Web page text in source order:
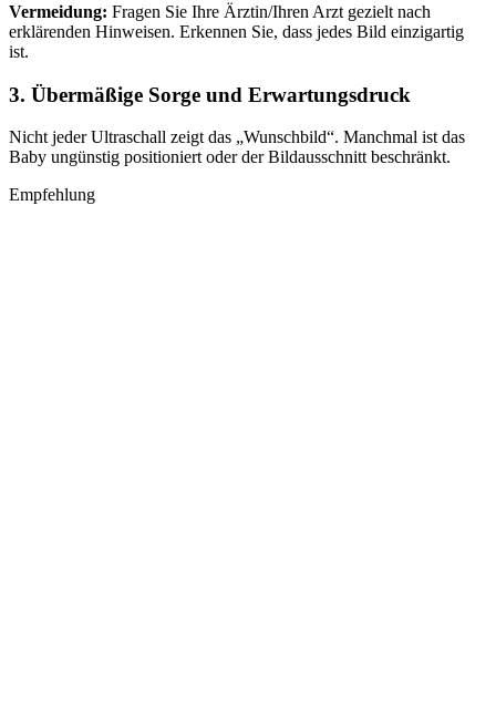
Vermeidung: Fragen Sie Ihre Ärztin/Ihren Arzt gezielt nach
erklärenden Hinweisen. Erkennen Sie, dass jedes Bild einzigartig
ist.
3. Übermäßige Sorge und Erwartungsdruck
Nicht jeder Ultraschall zeigt das „Wunschbild“. Manchmal ist das
Baby ungünstig positioniert oder der Bildausschnitt beschränkt.
Empfehlung